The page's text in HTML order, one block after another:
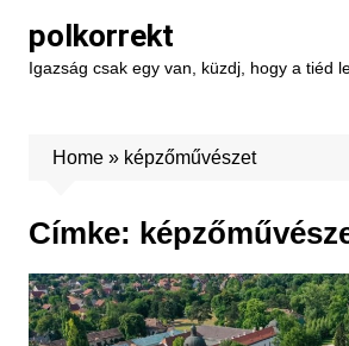
content
polkorrekt
Igazság csak egy van, küzdj, hogy a tiéd
Home» képzőművészet
Címke: